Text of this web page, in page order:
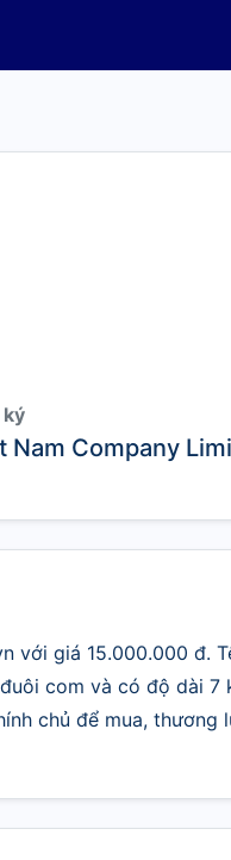
ký
Nam Company
với giá 15.000.000 đ.
com và có độ dài 7
chủ để mua, thương